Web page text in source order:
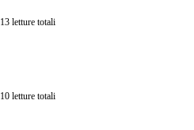
13 letture totali
10 letture totali